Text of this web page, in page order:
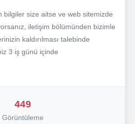
bilgiler size aitse ve web sitemizde
iletişim bölümünden bizimle
kaldırılması talebinde
3 iş günü içinde
449
Görüntüleme